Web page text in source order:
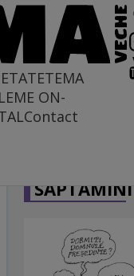
TEMA
ON-
Contact